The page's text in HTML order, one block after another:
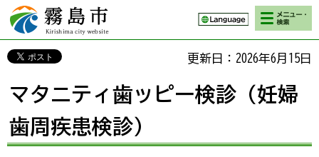
霧島市 Kirishima
city website
検索・メニ
ュー
更新日：2026年6月15日
マタニティ歯ッピー検診（妊婦
歯周疾患検診）